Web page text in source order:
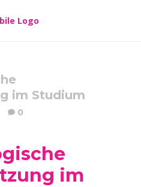
im Studium
0
im